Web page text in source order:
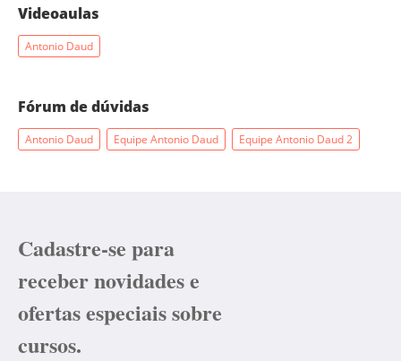
Videoaulas
Antonio Daud
Fórum de dúvidas
Antonio Daud Equipe Antonio Daud Equipe Antonio Daud 2
Cadastre-se para
receber novidades e
ofertas especiais sobre
cursos.